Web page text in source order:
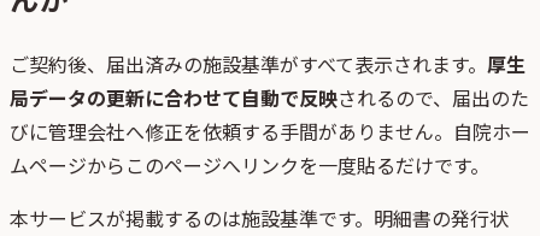
ご契約後、 届出済みの施設基準がすべて表示されます。 厚生
局データの更新に合わせて自動で反映されるので、届出のた
びに管理会社へ修正を依頼する手間がありません。自院ホー
ムページからこのページへリンクを一度貼るだけです。
本サービスが掲載するのは施設基準です。明細書の発行状